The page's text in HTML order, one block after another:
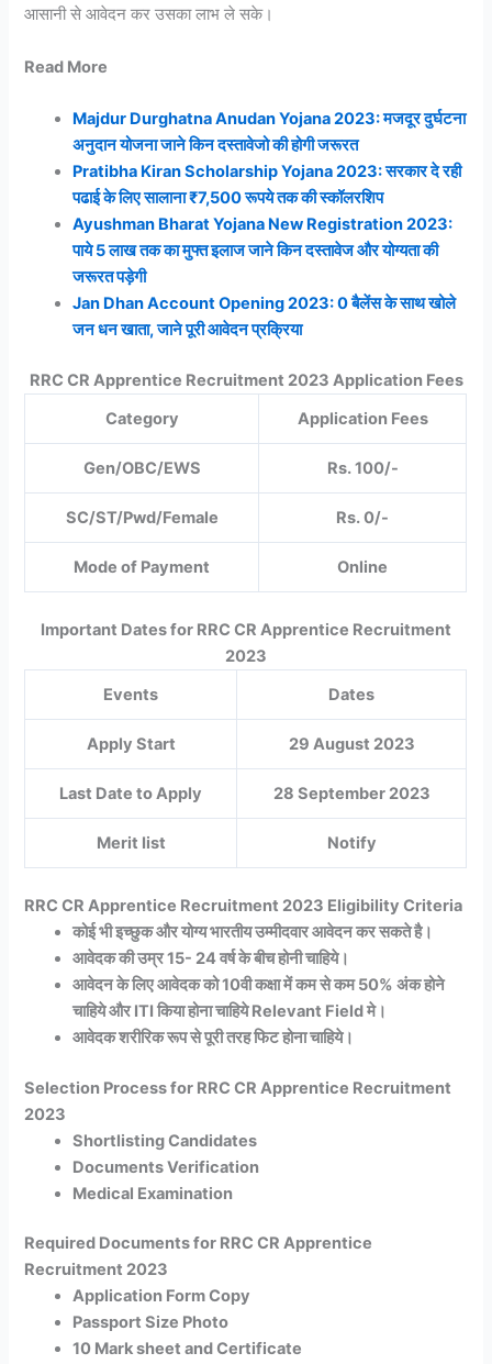
आसानी से आवेदन कर उसका लाभ ले सके।
Read More
Majdur Durghatna Anudan Yojana 2023: मजदूर दुर्घटना
अनुदान योजना जाने किन दस्तावेजो की होगी जरूरत
Pratibha Kiran Scholarship Yojana 2023: सरकार दे रही
पढाई के लिए सालाना ₹7,500 रूपये तक की स्कॉलरशिप
Ayushman Bharat Yojana New Registration 2023:
पाये 5 लाख तक का मुफ्त इलाज जाने किन दस्तावेज और योग्यता की
जरूरत पड़ेगी
Jan Dhan Account Opening 2023: 0 बैलेंस के साथ खोले
जन धन खाता, जाने पूरी आवेदन प्रक्रिया
RRC CR Apprentice Recruitment 2023 Application Fees
Category
Application Fees
Gen/OBC/EWS Rs. 100/-
SC/ST/Pwd/Female Rs. 0/-
Mode of Payment Online
Important Dates for RRC CR Apprentice Recruitment
2023
Events
Dates
Apply Start 29 August 2023
Last Date to Apply 28 September 2023
Merit Iist Notify
RRC CR Apprentice Recruitment 2023 Eligibility Criteria
कोई भी इच्छुक और योग्य भारतीय उम्मीदवार आवेदन कर सकते है।
आवेदक की उम्र 15- 24 वर्ष के बीच होनी चाहिये।
आवेदन के लिए आवेदक को 10वी कक्षा में कम से कम 50% अंक होने
चाहिये और ITI किया होना चाहिये Relevant Field मे।
आवेदक शरीरिक रूप से पूरी तरह फिट होना चाहिये।
Selection Process for RRC CR Apprentice Recruitment
2023
Shortlisting Candidates
Documents Verification
Medical Examination
Required Documents for RRC CR Apprentice
Recruitment 2023
Application Form Copy
Passport Size Photo
10 Mark sheet and Certificate